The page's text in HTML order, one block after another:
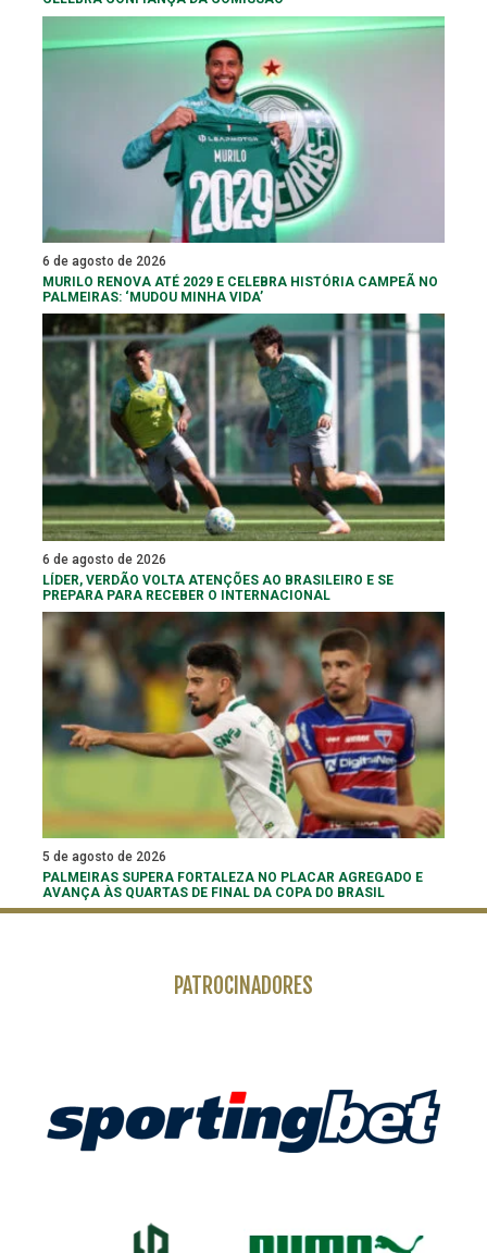
6 de agosto de 2026
MURILO RENOVA ATÉ 2029 E CELEBRA HISTÓRIA CAMPEÃ NO
PALMEIRAS: ‘MUDOU MINHA VIDA’
6 de agosto de 2026
LÍDER, VERDÃO VOLTA ATENÇÕES AO BRASILEIRO E SE
PREPARA PARA RECEBER O INTERNACIONAL
5 de agosto de 2026
PALMEIRAS SUPERA FORTALEZA NO PLACAR AGREGADO E
AVANÇA ÀS QUARTAS DE FINAL DA COPA DO BRASIL
PATROCINADORES